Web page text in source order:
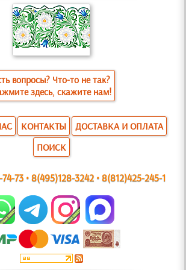
вопросы? Что-то не так?
здесь, скажите нам!
КОНТАКТЫ
ДОСТАВКА И ОПЛАТА
ПОИСК
73•8(495)128-3242•8(812)425-245-1